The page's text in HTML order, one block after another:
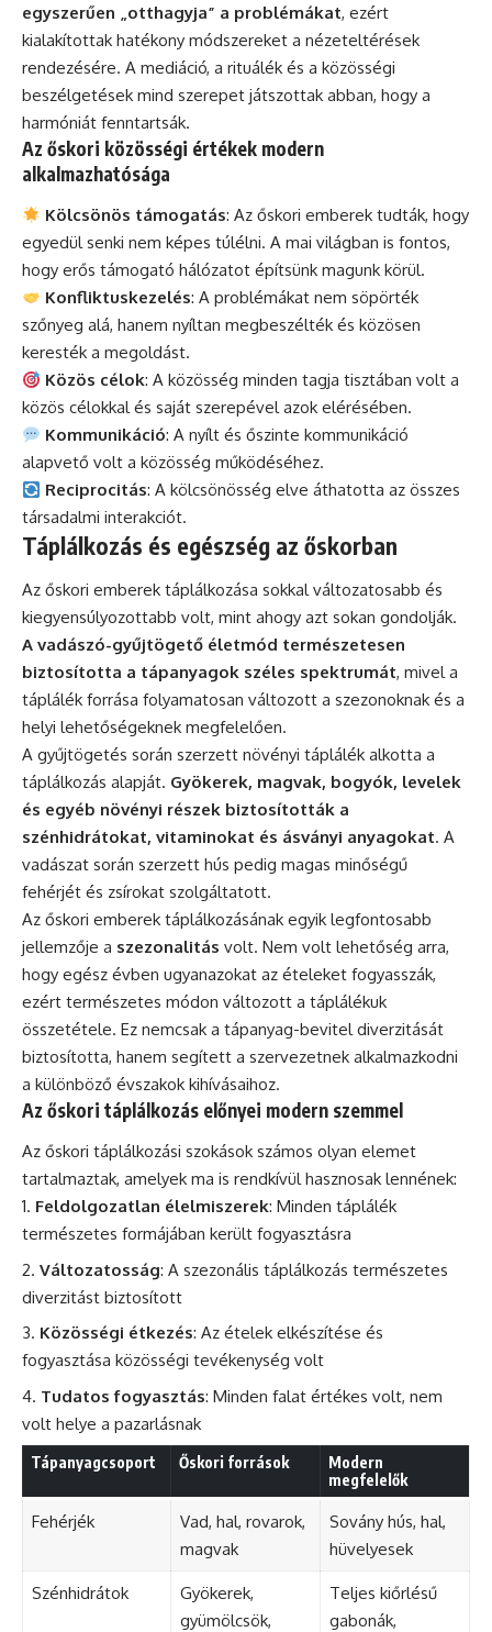
egyszerűen „otthagyja” a problémákat, ezért
kialakítottak hatékony módszereket a nézeteltérések
rendezésére. A mediáció, a rituálék és a közösségi
beszélgetések mind szerepet játszottak abban, hogy a
harmóniát fenntartsák.
Az őskori közösségi értékek modern
alkalmazhatósága
Kölcsönös támogatás: Az őskori emberek tudták, hogy
egyedül senki nem képes túlélni. A mai világban is fontos,
hogy erős támogató hálózatot építsünk magunk körül.
Konfliktuskezelés: A problémákat nem söpörték
szőnyeg alá, hanem nyíltan megbeszélték és közösen
keresték a megoldást.
Közös célok: A közösség minden tagja tisztában volt a
közös célokkal és saját szerepével azok elérésében.
Kommunikáció: A nyílt és őszinte kommunikáció
alapvető volt a közösség működéséhez.
Reciprocitás: A kölcsönösség elve áthatotta az összes
társadalmi interakciót.
Táplálkozás és egészség az őskorban
Az őskori emberek táplálkozása sokkal változatosabb és
kiegyensúlyozottabb volt, mint ahogy azt sokan gondolják.
A vadászó-gyűjtögető életmód természetesen
biztosította a tápanyagok széles spektrumát, mivel a
táplálék forrása folyamatosan változott a szezonoknak és a
helyi lehetőségeknek megfelelően.
A gyűjtögetés során szerzett növényi táplálék alkotta a
táplálkozás alapját. Gyökerek, magvak, bogyók, levelek
és egyéb növényi részek biztosították a
szénhidrátokat, vitaminokat és ásványi anyagokat. A
vadászat során szerzett hús pedig magas minőségű
fehérjét és zsírokat szolgáltatott.
Az őskori emberek táplálkozásának egyik legfontosabb
jellemzője a szezonalitás volt. Nem volt lehetőség arra,
hogy egész évben ugyanazokat az ételeket fogyasszák,
ezért természetes módon változott a táplálékuk
összetétele. Ez nemcsak a tápanyag-bevitel diverzitását
biztosította, hanem segített a szervezetnek alkalmazkodni
a különböző évszakok kihívásaihoz.
Az őskori táplálkozás előnyei modern szemmel
Az őskori táplálkozási szokások számos olyan elemet
tartalmaztak, amelyek ma is rendkívül hasznosak lennének:
Feldolgozatlan élelmiszerek: Minden táplálék
természetes formájában került fogyasztásra
Változatosság: A szezonális táplálkozás természetes
diverzitást biztosított
Közösségi étkezés: Az ételek elkészítése és
fogyasztása közösségi tevékenység volt
Tudatos fogyasztás: Minden falat értékes volt, nem
volt helye a pazarlásnak
Tápanyagcsoport Őskori források
Modern
megfelelők
Fehérjék
Vad, hal, rovarok,
magvak
Sovány hús, hal,
hüvelyesek
Szénhidrátok
Gyökerek,
gyümölcsök,
Teljes kiőrlésű
gabonák,